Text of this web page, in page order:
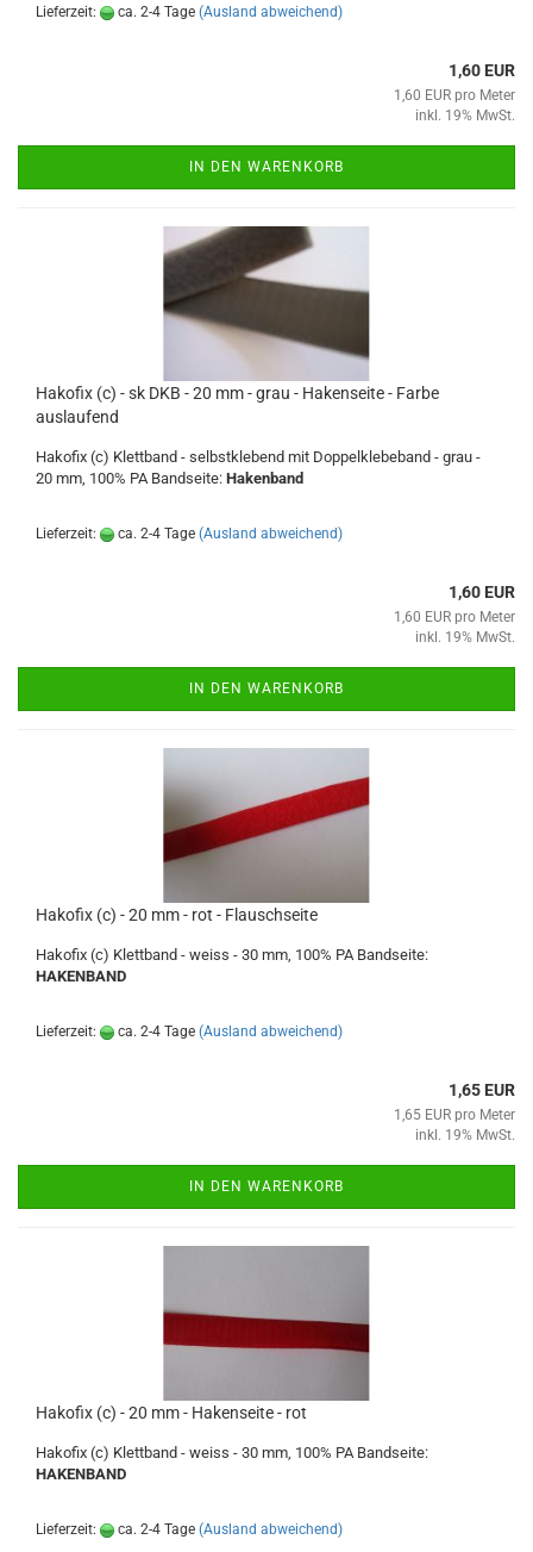
Lieferzeit: ca. 2-4 Tage (Ausland abweichend)
1,60 EUR
1,60 EUR pro Meter
inkl. 19% MwSt.
IN DEN WARENKORB
Hakofix (c) - sk DKB - 20 mm - grau - Hakenseite - Farbe
auslaufend
Hakofix (c) Klettband - selbstklebend mit Doppelklebeband - grau -
20 mm, 100% PA Bandseite: Hakenband
Lieferzeit: ca. 2-4 Tage (Ausland abweichend)
1,60 EUR
1,60 EUR pro Meter
inkl. 19% MwSt.
IN DEN WARENKORB
Hakofix (c) - 20 mm - rot - Flauschseite
Hakofix (c) Klettband - weiss - 30 mm, 100% PA Bandseite:
HAKENBAND
Lieferzeit: ca. 2-4 Tage (Ausland abweichend)
1,65 EUR
1,65 EUR pro Meter
inkl. 19% MwSt.
IN DEN WARENKORB
Hakofix (c) - 20 mm - Hakenseite - rot
Hakofix (c) Klettband - weiss - 30 mm, 100% PA Bandseite:
HAKENBAND
Lieferzeit: ca. 2-4 Tage (Ausland abweichend)